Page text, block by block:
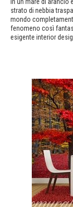
strato di nebbia
mondo
fenomeno così
esigente interior